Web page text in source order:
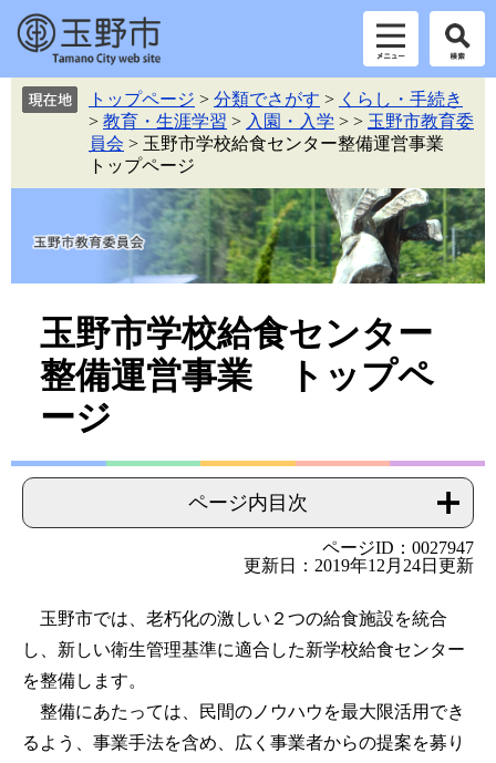
す。
トップページ > 分類でさがす > くらし・手続き
> 教育・生涯学習 > 入園・入学 > > 玉野市教育委
員会 > 玉野市学校給食センター整備運営事業
トップページ
玉野市学校給食センター
整備運営事業 トップペ
ージ
ページ内目次
ページID：0027947
更新日：2019年12月24日更新
玉野市では、老朽化の激しい２つの給食施設を統合
し、新しい衛生管理基準に適合した新学校給食センター
を整備します。
整備にあたっては、民間のノウハウを最大限活用でき
るよう、事業手法を含め、広く事業者からの提案を募り